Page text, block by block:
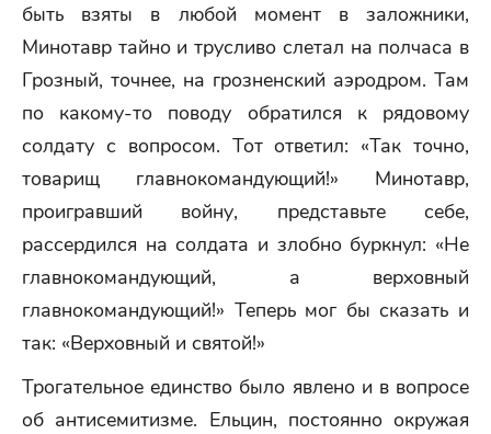
быть взяты в любой момент в заложники,
Минотавр тайно и трусливо слетал на полчаса в
Грозный, точнее, на грозненский аэродром. Там
по какому-то поводу обратился к рядовому
солдату с вопросом. Тот ответил: «Так точно,
товарищ главнокомандующий!» Минотавр,
проигравший войну, представьте себе,
рассердился на солдата и злобно буркнул: «Не
главнокомандующий, а верховный
главнокомандующий!» Теперь мог бы сказать и
так: «Верховный и святой!»
Трогательное единство было явлено и в вопросе
об антисемитизме. Ельцин, постоянно окружая